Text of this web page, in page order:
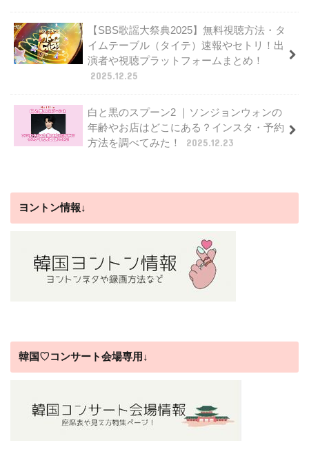
【SBS歌謡大祭典2025】無料視聴方法・タ
イムテーブル（タイテ）速報やセトリ！出
演者や視聴プラットフォームまとめ！
2025.12.25
白と黒のスプーン2 ｜ソンジョンウォンの
年齢やお店はどこにある？インスタ・予約
方法を調べてみた！
2025.12.23
ヨントン情報↓
韓国♡コンサート会場専用↓